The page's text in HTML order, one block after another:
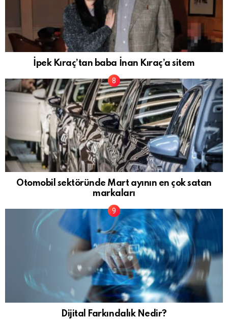
İpek Kıraç’tan baba İnan Kıraç’a sitem
Otomobil sektöründe Mart ayının en çok satan
markaları
Dijital Farkındalık Nedir?